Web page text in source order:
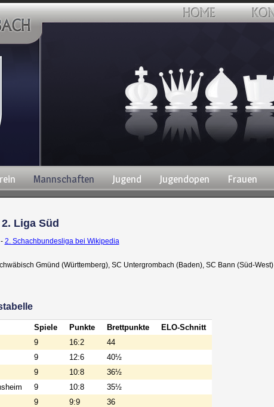
Mannschaften Jugend Jugendopen Frauen
Liga Süd
2. Schachbundesliga bei Wikipedia
Gmünd (Württemberg), SC Untergrombach (Baden), SC Bann (Süd-West)
Spiele Punkte Brettpunkte
ELO-Schnitt
9 16:2
44
9 12:6
40½
9 10:8
36½
9 10:8
35½
9 9:9
36